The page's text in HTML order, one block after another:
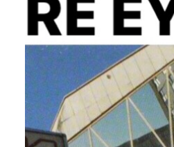
REPLAY
ÉMISSIONS
BOUTIQUE